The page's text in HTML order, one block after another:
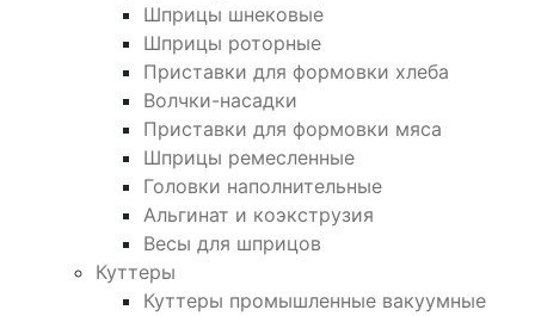
Шприцы шнековые
Шприцы роторные
Приставки для формовки хлеба
Волчки-насадки
Приставки для формовки мяса
Шприцы ремесленные
Головки наполнительные
Альгинат и коэкструзия
Весы для шприцов
Куттеры
Куттеры промышленные вакуумные